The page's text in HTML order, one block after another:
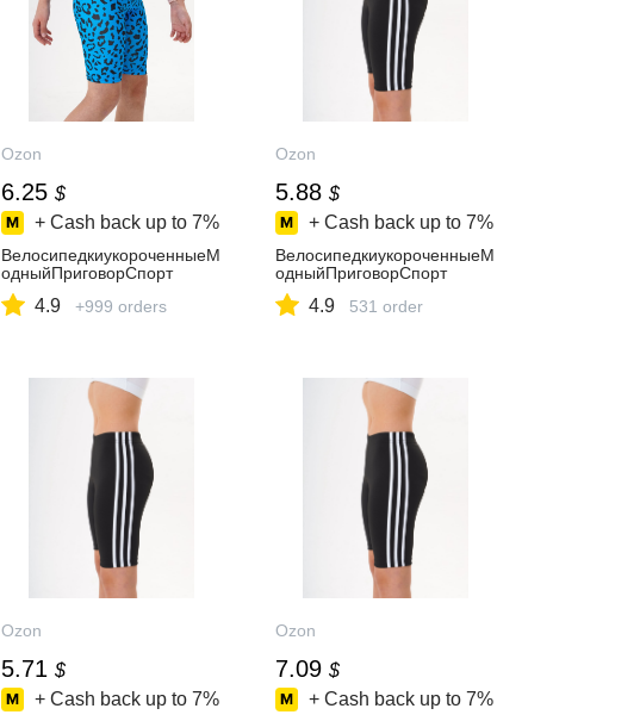
Ozon
6.25 $
+ Cash back up to 7%
ВелосипедкиукороченныеМ
одныйПриговорСпорт
4.9 +999 orders
Ozon
5.88 $
+ Cash back up to 7%
ВелосипедкиукороченныеМ
одныйПриговорСпорт
4.9 531 order
Ozon
5.71 $
+ Cash back up to 7%
Ozon
7.09 $
+ Cash back up to 7%